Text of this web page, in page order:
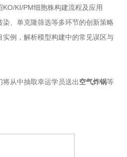
KI/PM细胞株构建流程及应用
、单克隆筛选等多环节的创新策略
例，解析模型构建中的常见误区与
从中抽取幸运学员送出空气炸锅等